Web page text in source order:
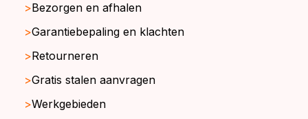
Bezorgen en afhalen
Garantiebepaling en klachten
Retourneren
Gratis stalen aanvragen
Werkgebieden